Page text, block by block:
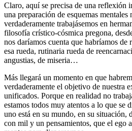
Claro, aquí se precisa de una reflexión
una preparación de esquemas mentales
verdaderamente trabajásemos en
filosofía crístico-cósmica pregona,
nos daríamos cuenta que habríamos de
esa rueda, rutinaria rueda de
angustias, de miseria…
Más llegará un momento en que
verdaderamente el objetivo de nuestra
unificados. Porque en realidad no
estamos todos muy atentos a lo que se
uno está en su mundo, en su situación,
con mil y un pensamientos, que el ego